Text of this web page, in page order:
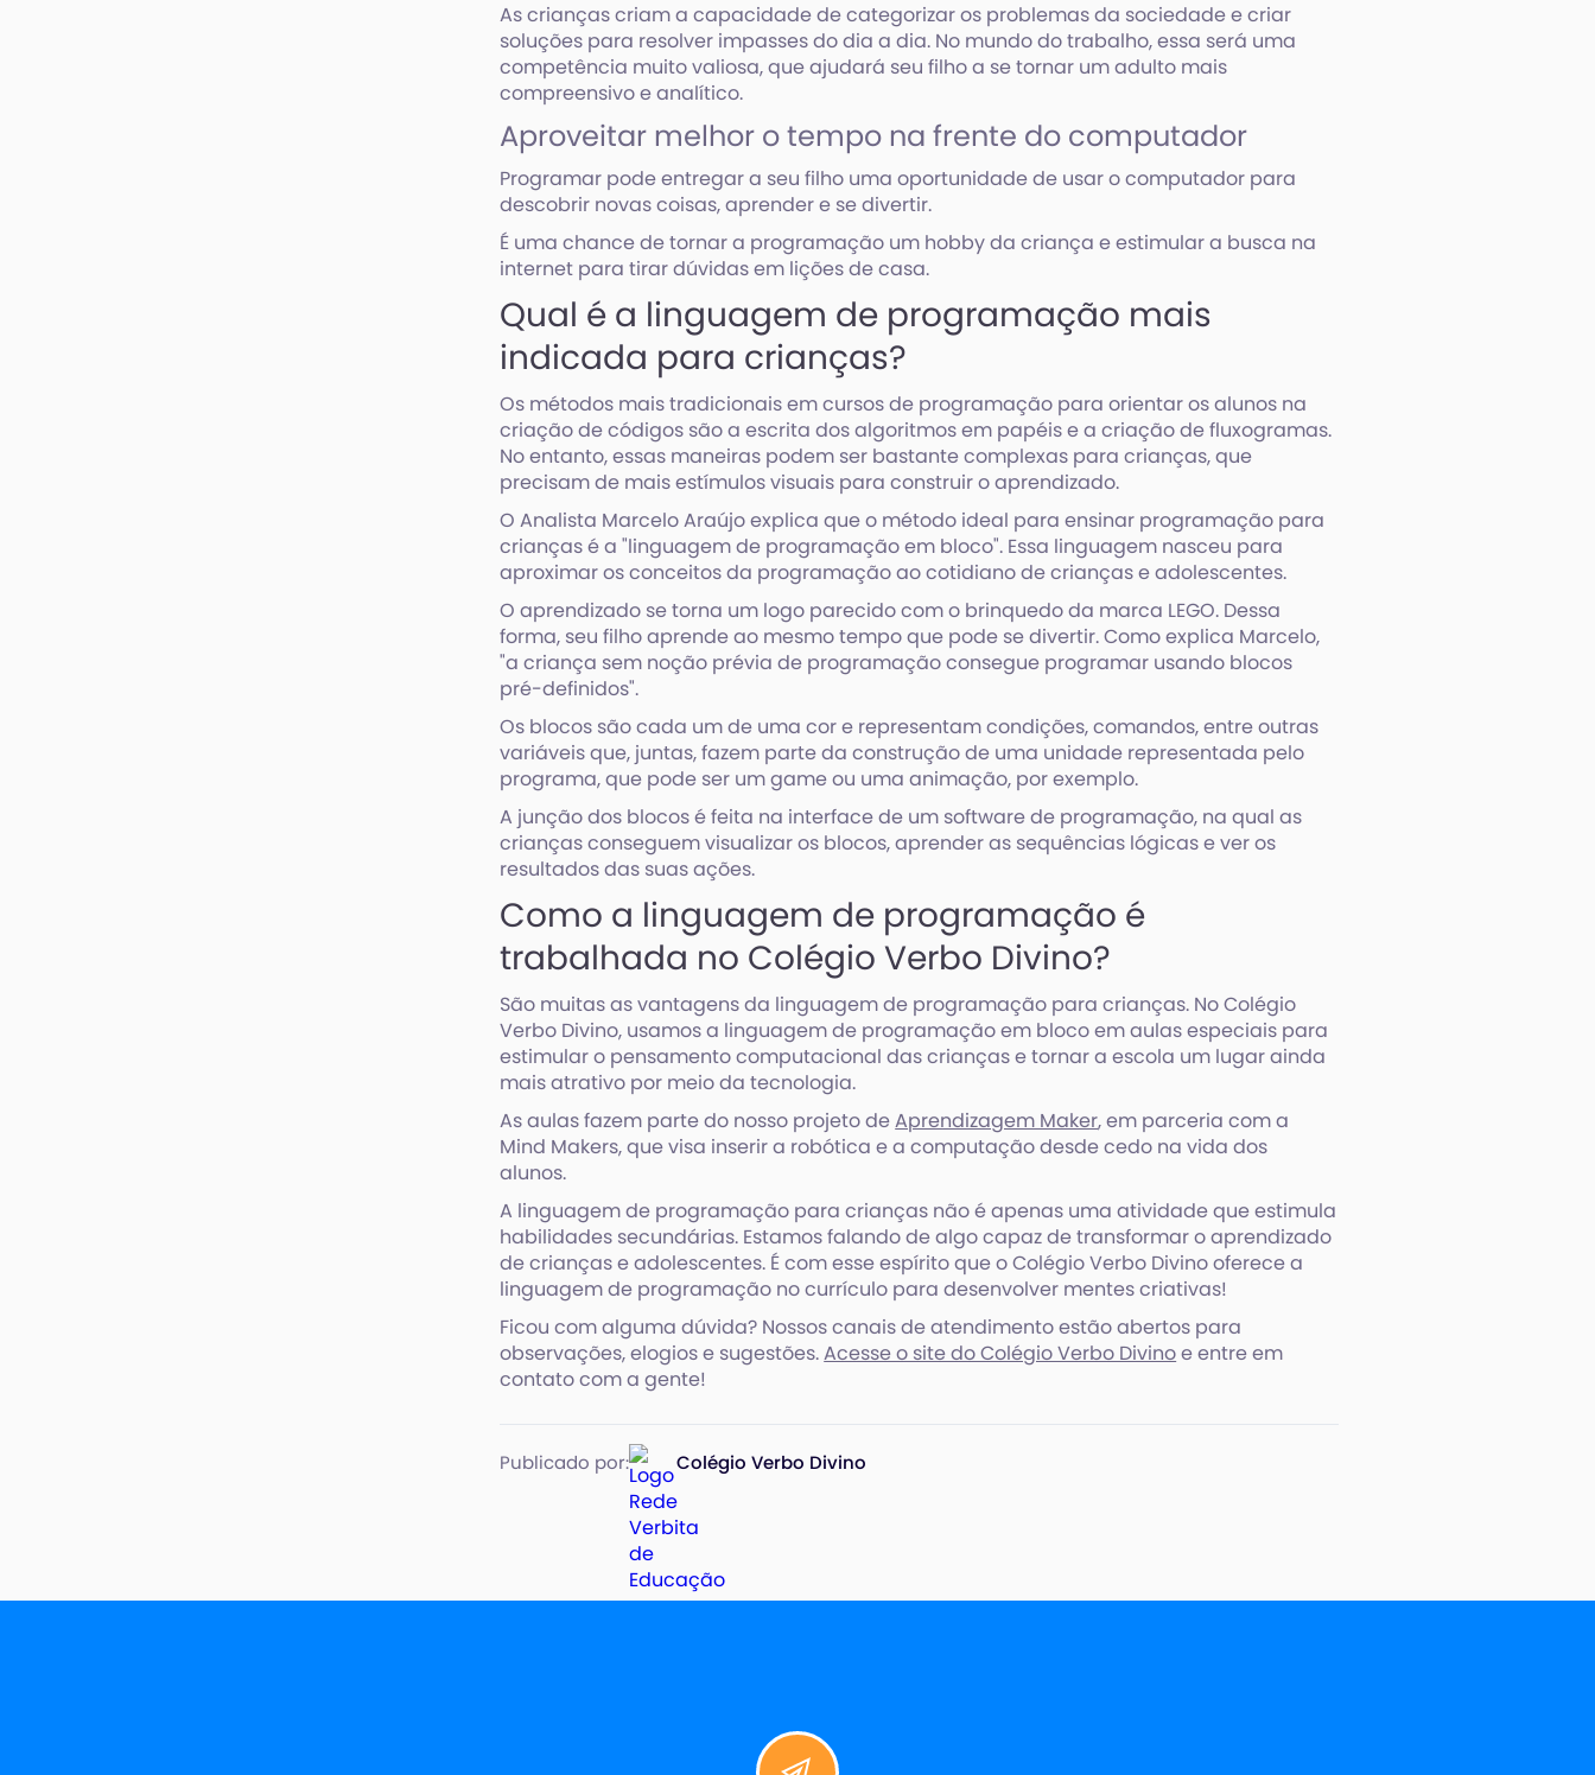
As crianças criam a capacidade de categorizar os problemas da sociedade e criar
soluções para resolver impasses do dia a dia. No mundo do trabalho, essa será uma
competência muito valiosa, que ajudará seu filho a se tornar um adulto mais
compreensivo e analítico.
Aproveitar melhor o tempo na frente do computador
Programar pode entregar a seu filho uma oportunidade de usar o computador para
descobrir novas coisas, aprender e se divertir.
É uma chance de tornar a programação um hobby da criança e estimular a busca na
internet para tirar dúvidas em lições de casa.
Qual é a linguagem de programação mais
indicada para crianças?
Os métodos mais tradicionais em cursos de programação para orientar os alunos na
criação de códigos são a escrita dos algoritmos em papéis e a criação de fluxogramas.
No entanto, essas maneiras podem ser bastante complexas para crianças, que
precisam de mais estímulos visuais para construir o aprendizado.
O Analista Marcelo Araújo explica que o método ideal para ensinar programação para
crianças é a "linguagem de programação em bloco". Essa linguagem nasceu para
aproximar os conceitos da programação ao cotidiano de crianças e adolescentes.
O aprendizado se torna um logo parecido com o brinquedo da marca LEGO. Dessa
forma, seu filho aprende ao mesmo tempo que pode se divertir. Como explica Marcelo,
"a criança sem noção prévia de programação consegue programar usando blocos
pré-definidos".
Os blocos são cada um de uma cor e representam condições, comandos, entre outras
variáveis que, juntas, fazem parte da construção de uma unidade representada pelo
programa, que pode ser um game ou uma animação, por exemplo.
A junção dos blocos é feita na interface de um software de programação, na qual as
crianças conseguem visualizar os blocos, aprender as sequências lógicas e ver os
resultados das suas ações.
Como a linguagem de programação é
trabalhada no Colégio Verbo Divino?
São muitas as vantagens da linguagem de programação para crianças. No Colégio
Verbo Divino, usamos a linguagem de programação em bloco em aulas especiais para
estimular o pensamento computacional das crianças e tornar a escola um lugar ainda
mais atrativo por meio da tecnologia.
As aulas fazem parte do nosso projeto deAprendizagem Maker, em parceria com a
Mind Makers, que visa inserir a robótica e a computação desde cedo na vida dos
alunos.
A linguagem de programação para crianças não é apenas uma atividade que estimula
habilidades secundárias. Estamos falando de algo capaz de transformar o aprendizado
de crianças e adolescentes. É com esse espírito que o Colégio Verbo Divino oferece a
linguagem de programação no currículo para desenvolver mentes criativas!
Ficou com alguma dúvida? Nossos canais de atendimento estão abertos para
observações, elogios e sugestões.Acesse o site do Colégio Verbo Divinoe entre em
contato com a gente!
Publicado por: Colégio Verbo Divino